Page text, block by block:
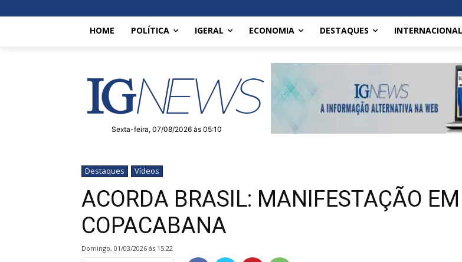
HOME POLÍTICA IGERAL ECONOMIA DESTAQUES INTERNACIONAL
Sexta-feira, 07/08/2026 às 05:10
Destaques Vídeos
ACORDA BRASIL: MANIFESTAÇÃO EM
COPACABANA
domingo, 01/03/2026 ás 15:22